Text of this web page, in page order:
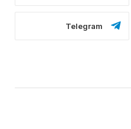
Telegram